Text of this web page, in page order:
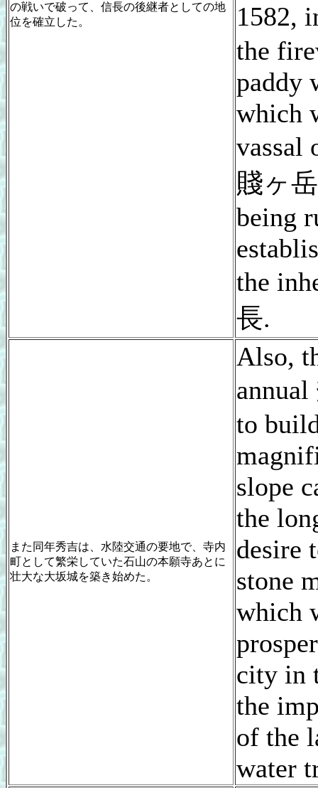
の戦いで破って、信長の後継者としての地
位を確立した。
1582,
the
paddy
which
vassal
賤ヶ
being
the
長.
また同年秀吉は、水陸交通の要地で、寺内
町として繁栄していた石山の本願寺あとに
壮大な大坂城を築き始めた。
Also,
annual
to
slope
the
desire
stone
which
city in
the
of the
water